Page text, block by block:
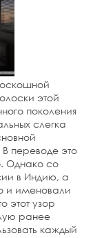
а вот
его
вкуса,
его
тона к
прием
и применять
помещений,
этой
поколения
слегка
переводе это
Однако со
в Индию, а
и именовали
этот узор
ранее
каждый